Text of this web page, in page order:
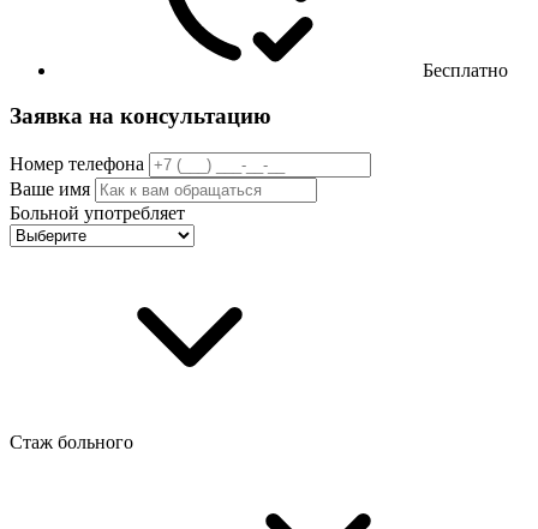
Бесплатно
Заявка на консультацию
Номер телефона
Ваше имя
Больной употребляет
Стаж больного